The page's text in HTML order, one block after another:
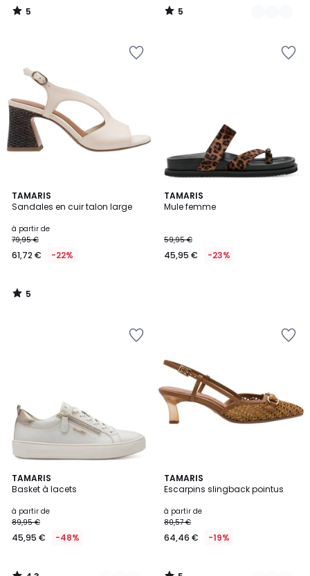
5
/
5
/
TAMARIS
Sandales en cuir talon large
à partir de
79,95 €
61,72 € -22%
5
/
5
/
TAMARIS
Mule femme
59,95 €
45,95 € -23%
TAMARIS
Basket à lacets
à partir de
89,95 €
45,95 € -48%
4,3
/ 5
18
Couleurs
TAMARIS
Escarpins slingback pointus
à partir de
80,57 €
64,46 € -19%
5
/
2
Couleurs